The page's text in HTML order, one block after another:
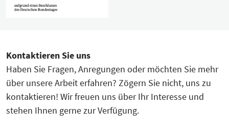
Kontaktieren Sie uns
Haben Sie Fragen, Anregungen oder möchten Sie mehr
über unsere Arbeit erfahren? Zögern Sie nicht, uns zu
kontaktieren! Wir freuen uns über Ihr Interesse und
stehen Ihnen gerne zur Verfügung.